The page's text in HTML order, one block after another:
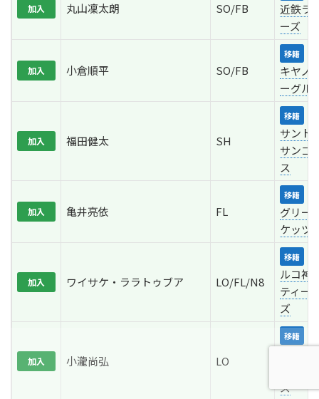
加入 丸山凜太朗 SO/FB
近鉄ラ
ーズ
加入 小倉順平 SO/FB
移籍
キヤノ
ーグル
加入 福田健太 SH
移籍
サント
サンゴ
ス
加入 亀井亮依 FL
移籍
グリー
ケッツ
加入 ワイサケ・ララトゥブア LO/FL/N8
移籍
ルコ神
ティー
ズ
加入 小瀧尚弘 LO
移籍
ズ